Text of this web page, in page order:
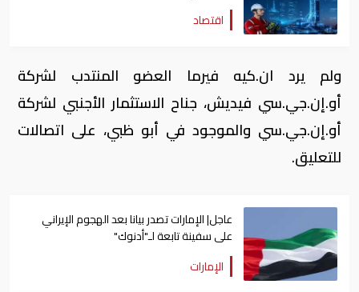
اقتصاد
ولم يرد ان.كيه فيرما العضو المنتدب لشركة
أو.إن.جي.سي فيديش، جناح الاستثمار الأجنبي لشركة
أو.إن.جي.سي والموجود في أبو ظبي، على اتصالات
للتعليق.
عاجل| الإمارات تصدر بيانا بعد الهجوم الإيراني
على سفينة تابعة لـ"أدنوك"
الإمارات